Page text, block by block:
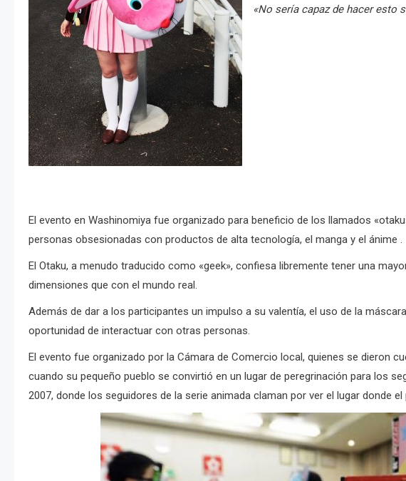
«No sería capaz de hacer esto
El evento en Washinomiya fue organizado para beneficio de los llamados
personas obsesionadas con productos de alta tecnología, el manga y el ánime .
El Otaku, a menudo traducido como «geek», confiesa libremente tener una
dimensiones que con el mundo real.
Además de dar a los participantes un impulso a su valentía, el uso de la
oportunidad de interactuar con otras personas.
El evento fue organizado por la Cámara de Comercio local, quienes se dieron
cuando su pequeño pueblo se convirtió en un lugar de peregrinación para los
2007, donde los seguidores de la serie animada claman por ver el lugar donde